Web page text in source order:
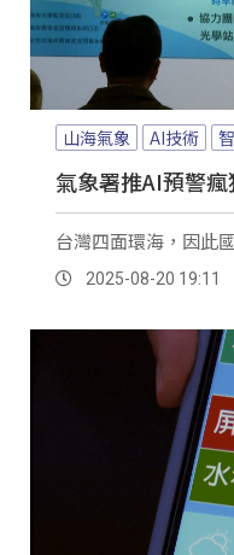
山海氣象 AI技術
氣象署推AI預警
台灣四面環海，因此
2025-08-20 19:11